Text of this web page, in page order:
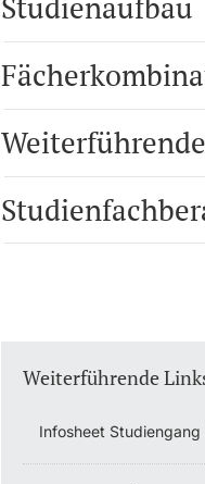
Weiterführende
Infosheet Studiengang